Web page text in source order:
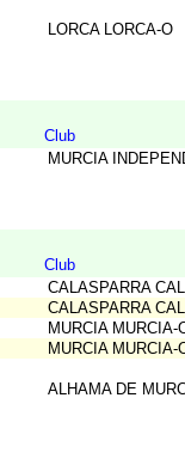
LORCA LORCA-O
Club
MURCIA
Club
CALASPARRA
CALASPARRA
MURCIA MURCIA-
MURCIA MURCIA-
ALHAMA DE